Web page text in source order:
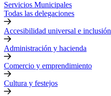
Servicios Municipales
Todas las delegaciones
Accesibilidad universal e inclusión
Administración y hacienda
Comercio y emprendimiento
Cultura y festejos